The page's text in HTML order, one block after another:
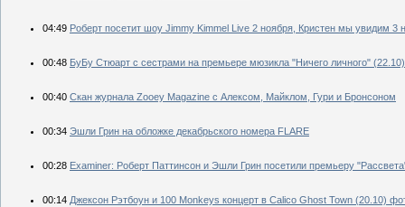
04:49 Роберт посетит шоу Jimmy Kimmel Live 2 ноября, Кристен мы увидим 3
00:48 БуБу Стюарт с сестрами на премьере мюзикла "Ничего личного"
00:40 Скан журнала Zooey Magazine с Алексом, Майклом, Гури и Бронсоном
00:34 Эшли Грин на обложке декабрьского номера FLARE
00:28 Examiner: Роберт Паттинсон и Эшли Грин посетили премьеру
00:14 Джексон Рэтбоун и 100 Monkeys концерт в Calico Ghost Town (20.10)